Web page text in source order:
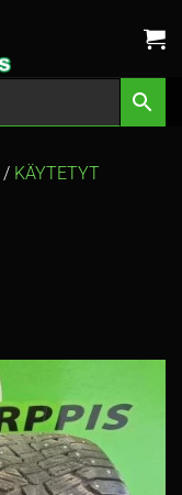
/ KÄYTETYT